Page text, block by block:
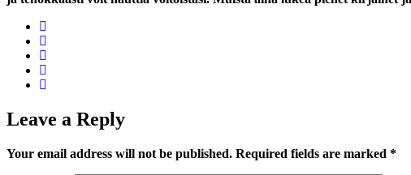
Leave a Reply
Your email address will not be published. Required fields are marked *